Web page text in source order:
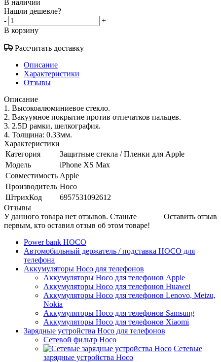
В наличии
Нашли дешевле?
-
+
В корзину
Рассчитать доставку
Описание
Характеристики
Отзывы
Описание
1. Высокоалюминиевое стекло.
2. Вакуумное покрытие против отпечатков пальцев.
3. 2.5D рамки, шелкография.
4. Толщина: 0.33мм.
Характеристики
Категория
Защитные стекла / Пленки для Apple
Модель
iPhone XS Max
Совместимость Apple
Производитель Hoco
ШтрихКод
6957531092612
Отзывы
Оставить отзыв
У данного товара нет отзывов. Станьте
первым, кто оставил отзыв об этом товаре!
Power bank HOCO
Автомобильный держатель / подставка HOCO для
телефона
Аккумуляторы Hoco для телефонов
Аккумуляторы Hoco для телефонов Apple
Аккумуляторы Hoco для телефонов Huawei
Аккумуляторы Hoco для телефонов Lenovo, Meizu,
Nokia
Аккумуляторы Hoco для телефонов Samsung
Аккумуляторы Hoco для телефонов Xiaomi
Зарядные устройства Hoco для телефонов
Сетевой фильтр Hoco
Сетевые
зарядные устройства Hoco